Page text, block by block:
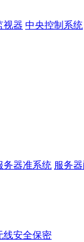
视器 中央控制系统
务器准系统 服务
线安全保密